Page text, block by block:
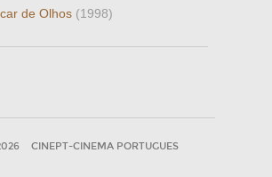
de Olhos (1998)
CINEPT-CINEMA PORTUGUES